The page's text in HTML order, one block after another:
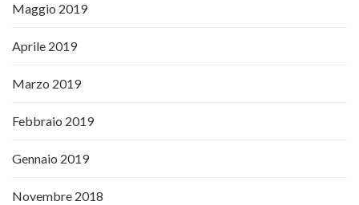
Maggio 2019
Aprile 2019
Marzo 2019
Febbraio 2019
Gennaio 2019
Novembre 2018